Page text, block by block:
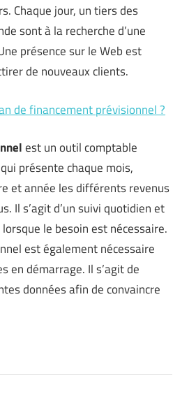
Chaque jour, un tiers des
sont à la recherche d’une
présence sur le Web est
de nouveaux clients.
de financement prévisionnel ?
est un outil comptable
présente chaque mois,
et année les différents revenus
Il s’agit d’un suivi quotidien et
le besoin est nécessaire.
est également nécessaire
en démarrage. Il s’agit de
données afin de convaincre